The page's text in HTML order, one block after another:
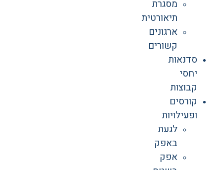
מסגרת
תיאורטית
ארגונים
קשורים
סדנאות
יחסי
קבוצות
קורסים
ופעילויות
לגעת
באפק
אפק